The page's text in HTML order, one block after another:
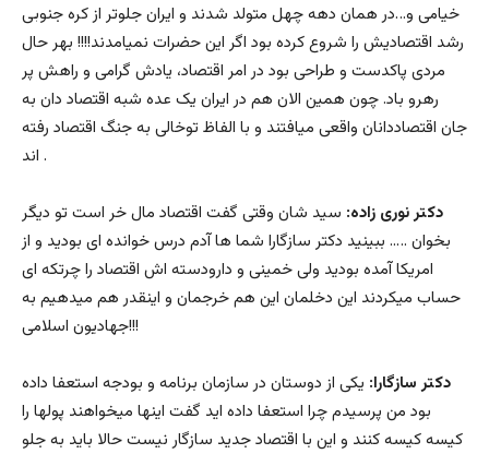
خیامی و…در همان دهه چهل متولد شدند و ایران جلوتر از کره جنوبی
رشد اقتصادیش را شروع کرده بود اگر این حضرات نمیامدند!!!! بهر حال
مردی پاکدست و طراحی بود در امر اقتصاد، یادش گرامی و راهش پر
رهرو باد. چون همین الان هم در ایران یک عده شبه اقتصاد دان به
جان اقتصاددانان واقعی میافتند و با الفاظ توخالی به جنگ اقتصاد رفته
اند .
دکتر نوری زاده: سید شان وقتی گفت اقتصاد مال خر است تو دیگر
بخوان ….. ببینید دکتر سازگارا شما ها آدم درس خوانده ای بودید و از
امریکا آمده بودید ولی خمینی و دارودسته اش اقتصاد را چرتکه ای
حساب میکردند این دخلمان این هم خرجمان و اینقدر هم میدهیم به
جهادیون اسلامی!!!
دکتر سازگارا: یکی از دوستان در سازمان برنامه و بودجه استعفا داده
بود من پرسیدم چرا استعفا داده اید گفت اینها میخواهند پولها را
کیسه کیسه کنند و این با اقتصاد جدید سازگار نیست حالا باید به جلو